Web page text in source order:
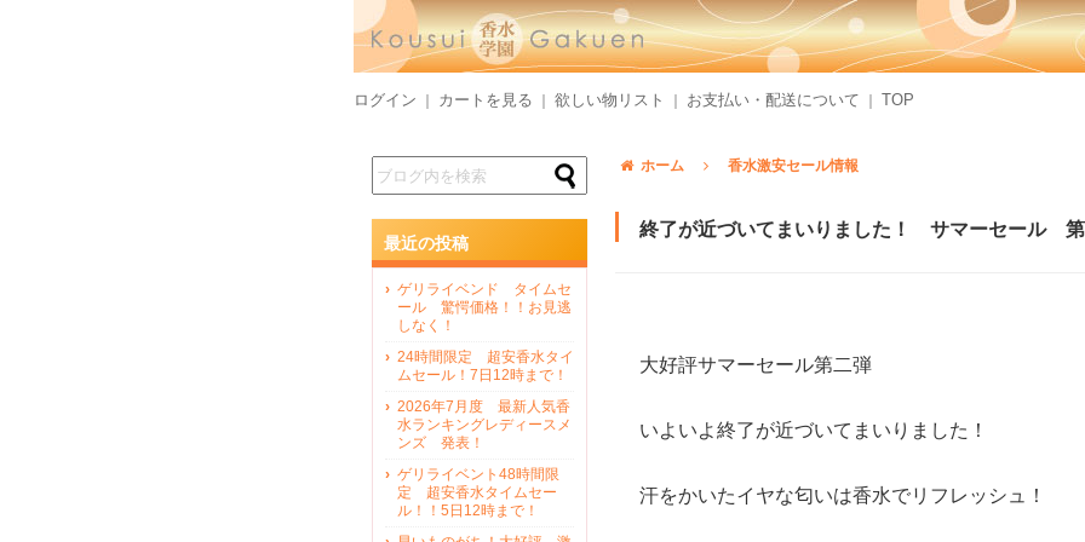
ログイン カートを見る 欲しい物リスト お支払い・配送について TOP
ホーム 香水激安セール情報
終了が近づいてまいりました！ サマーセール
大好評サマーセール第二弾
いよいよ終了が近づいてまいりました！
汗をかいたイヤな匂いは香水でリフレッシュ！
最近の投稿
ゲリライベンド タイムセ
ール 驚愕価格！！お見逃
しなく！
24時間限定 超安香水タイ
ムセール！7日12時まで！
2026年7月度 最新人気香
水ランキングレディースメ
ンズ 発表！
ゲリライベント48時間限
定 超安香水タイムセー
ル！！5日12時まで！